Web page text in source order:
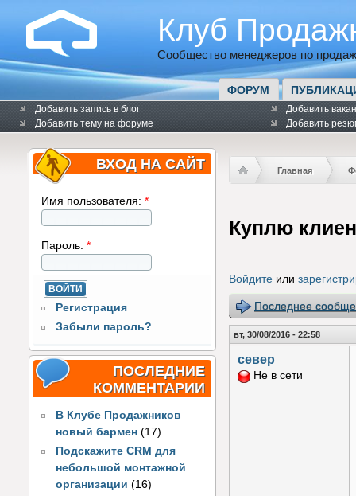
Клуб
Сообщество менеджеров по
ФОРУМ
Добавить запись в блог
Добавить тему на форуме
Добавить
Добавить
ВХОД НА САЙТ
Имя пользователя: *
Пароль: *
Регистрация
Забыли пароль?
ПОСЛЕДНИЕ
КОММЕНТАРИИ
В Клубе Продажников
новый бармен (17)
Подскажите CRM для
небольшой монтажной
организации (16)
Главная
Куплю
Войдите или
Последнее
вт, 30/08/2016 - 22:58
север
Не в сети